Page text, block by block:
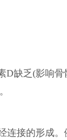
D缺乏(影响骨
连接的形成。